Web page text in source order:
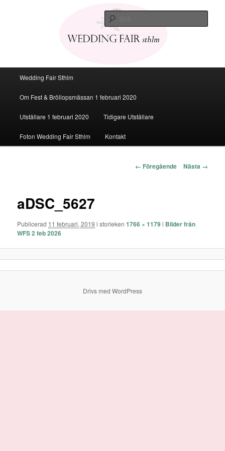
Bröllopsmässa Stockholm 2020
Hoppa
till
huvudinnehåll
Wedding Fair Sthlm
Om Fest & Bröllopsmässan 1 februari 2020
Utställare 1 februari 2020 Tidigare Utställare
Foton Wedding Fair Sthlm Kontakt
Bildnavigering
← Föregående Nästa →
aDSC_5627
Publicerad 11 februari, 2019 i storleken1766 × 1179i Bilder från
WFS 2 feb 2026
Drivs med WordPress